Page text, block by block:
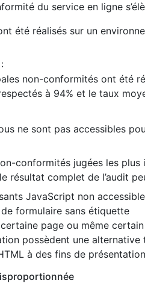
du service en ligne
été réalisés sur un
non-conformités ont été
à 94% et le taux
ne sont pas accessibles
conformités jugées les
résultat complet de l’audit
JavaScript non
formulaire sans étiquette
page ou même
possèdent une alternative
à des fins de